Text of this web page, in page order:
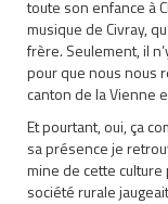
toute son enfance à
musique de Civray,
frère. Seulement, il
pour que nous nous
canton de la Vienne
Et pourtant, oui, ça
sa présence je
mine de cette
société rurale